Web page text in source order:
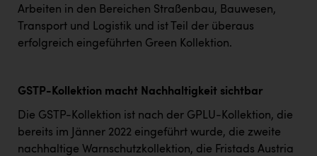
Resch&Frisch
Ruderclub Wels
SCHMACHTL GmbH
Arbeiten in den Bereichen Straßenbau, Bauwesen,
Transport und Logistik und ist Teil der überaus
erfolgreich eingeführten Green Kollektion.
GSTP-Kollektion macht Nachhaltigkeit sichtbar
Die GSTP-Kollektion ist nach der GPLU-Kollektion, die
bereits im Jänner 2022 eingeführt wurde, die zweite
nachhaltige Warnschutzkollektion, die Fristads Austria